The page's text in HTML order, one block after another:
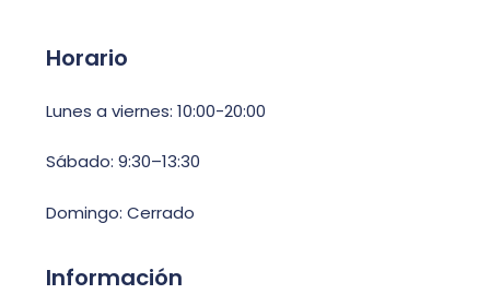
Horario
Lunes a viernes: 10:00-20:00
Sábado: 9:30–13:30
Domingo: Cerrado
Información